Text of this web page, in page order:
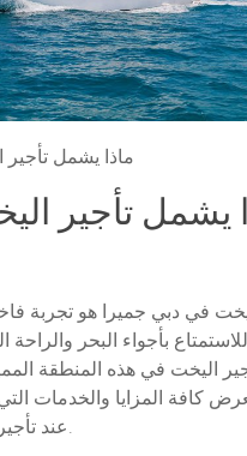
ماذا يشمل
يشمل تأجير
في دبي جميرا هو تجربة
بأجواء البحر
اليخت في هذه المنطقة
كافة المزايا والخدمات التي
عند تأجير يخت في دبي جميرا.